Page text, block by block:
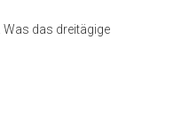
Was das dreitägige